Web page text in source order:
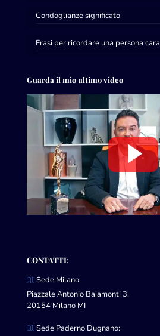
Condoglianze significato
Frasi per ricordare una persona cara
Guarda il mio ultimo video
CONTATTI:
Sede Milano:
Piazzale Antonio Baiamonti 3,
20154 Milano MI
Sede Paderno Dugnano: